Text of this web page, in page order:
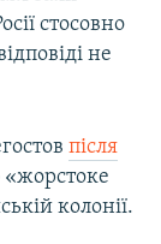
стосовно
не
після
«жорстоке
колонії.